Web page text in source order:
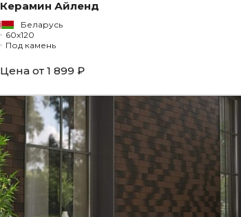
Керамин Айленд
Беларусь
60x120
Под камень
Цена от 1 899 ₽